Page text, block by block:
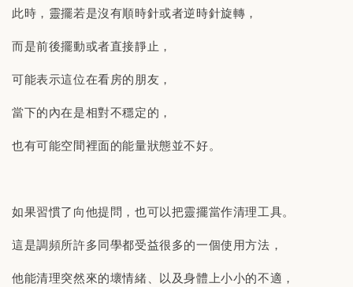
此時，靈擺若是沒有順時針或者逆時針旋轉，
而是前後擺動或者直接靜止，
可能表示這位在看房的朋友，
當下的內在是相對不穩定的，
也有可能空間裡面的能量狀態並不好。
如果習慣了向他提問，也可以把靈擺當作清理工具。
這是調頻所許多同學都受益很多的一個使用方法，
他能清理突然來的壞情緒、以及身體上小小的不適，